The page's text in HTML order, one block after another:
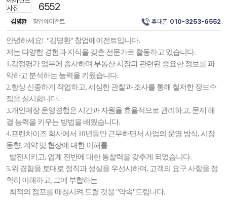
6552
김명환 창업에이전트 휴대폰 010-3253-6552
안녕하세요! "김명환" 창업에이전트입니다.
저는 다양한 경험과 지식을 갖춘 전문가로 활동하고 있습니다.
1.감정평가 업무에 종사하며 부동산 시장과 관련된 중요한 정보를 파
악하고 분석하는 능력을 키웠습니다.
2.항상 신중하게 작업하고, 세심한 관찰과 조사를 통해 철저한 정보수
집을 실시합니다.
3.개인매장 운영경험은 시간과 자원을 효율적으로 관리하고, 문제 해
결 능력을 키우는 방법을 배웠습니다.
4.프렌차이즈 회사에서 10년동안 근무하면서 사업의 운영 방식, 시장
동향, 계약 및 협상에 대한 이해를
발전시키고, 업계 전반에 대한 통찰력을 갖추게 되었습니다.
5.위 경험을 토대로 정직과 성실을 우선시하며, 고객의 요구 사항을 정
확히 이해하고, 그에 부합하는
최적의 점포를 매칭시켜 드릴 것을 "약속"드립니다.